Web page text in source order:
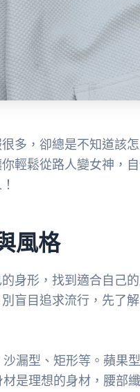
多，卻總是不知道該
輕鬆從路人變女神，
風格
身形，找到適合自己
盲目追求流行，先了
漏型、矩形等。蘋果
是理想的身材，腰部